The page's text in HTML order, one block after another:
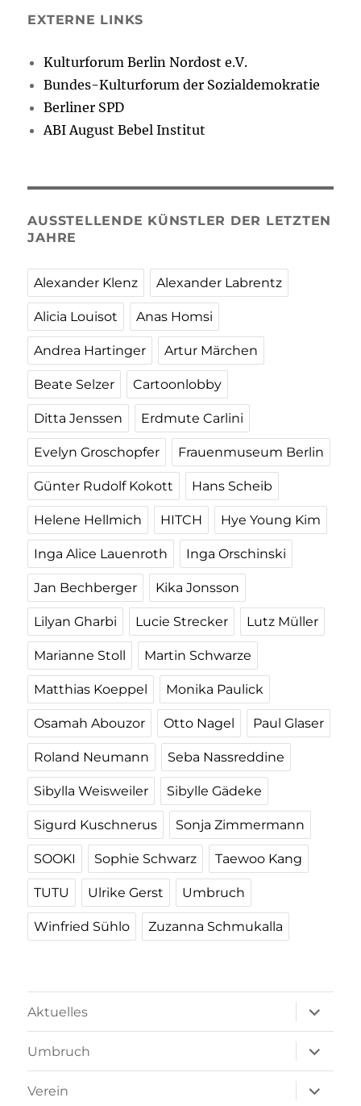
EXTERNE LINKS
Kulturforum Berlin Nordost e.V.
Bundes-Kulturforum der Sozialdemokratie
Berliner SPD
ABI August Bebel Institut
AUSSTELLENDE KÜNSTLER DER LETZTEN
JAHRE
Alexander Klenz Alexander Labrentz
Alicia Louisot Anas Homsi
Andrea Hartinger Artur Märchen
Beate Selzer Cartoonlobby
Ditta Jenssen Erdmute Carlini
Evelyn Groschopfer Frauenmuseum Berlin
Günter Rudolf Kokott Hans Scheib
Helene Hellmich HITCH Hye Young Kim
Inga Alice Lauenroth Inga Orschinski
Jan Bechberger Kika Jonsson
Lilyan Gharbi Lucie Strecker Lutz Müller
Marianne Stoll Martin Schwarze
Matthias Koeppel Monika Paulick
Osamah Abouzor Otto Nagel Paul Glaser
Roland Neumann Seba Nassreddine
Sibylla Weisweiler Sibylle Gädeke
Sigurd Kuschnerus Sonja Zimmermann
SOOKI Sophie Schwarz Taewoo Kang
TUTU Ulrike Gerst Umbruch
Winfried Sühlo Zuzanna Schmukalla
Aktuelles
öffnen
Umbruch
öffnen
Verein
öffnen